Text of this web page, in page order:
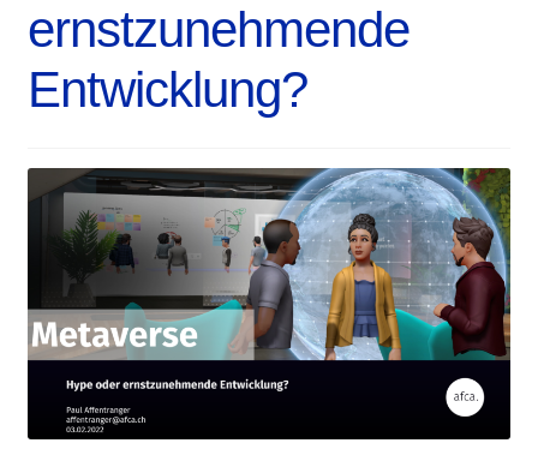
ernstzunehmende
Entwicklung?